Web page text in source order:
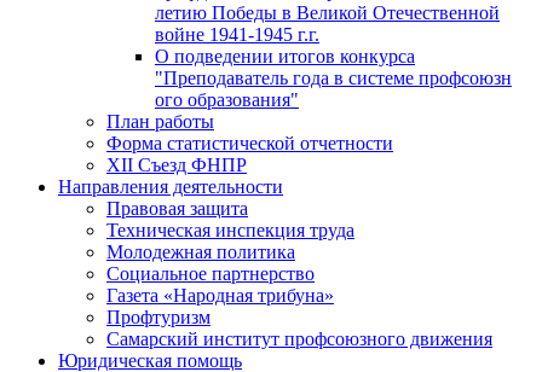
летию Победы в Великой Отечественной
войне 1941-1945 г.г.
О подведении итогов конкурса
"Преподаватель года в системе профсоюзн
ого образования"
План работы
Форма статистической отчетности
XII Съезд ФНПР
Направления деятельности
Правовая защита
Техническая инспекция труда
Молодежная политика
Социальное партнерство
Газета «Народная трибуна»
Профтуризм
Самарский институт профсоюзного движения
Юридическая помощь